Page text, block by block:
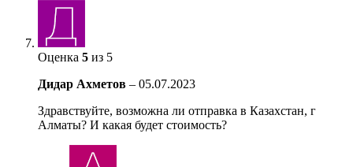
Оценка 5 из 5
Дидар Ахметов – 05.07.2023
Здравствуйте, возможна ли отправка в Казахстан, г
Алматы? И какая будет стоимость?